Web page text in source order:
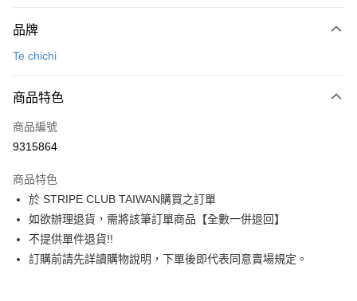
信用卡一次付款
3 期 0 利率 每期
合作金庫商業銀行
上海商業儲蓄銀行
臺灣中小企業銀行
匯豐（台灣）商業銀行
華泰商業銀行
聯邦商業銀行
遠東國際商業銀行
元大商業銀行
玉山商業銀行
星展（台灣）商業銀行
超商取貨付款
LINE Pay
Apple Pay
街口支付
悠遊付
品牌
Te chichi
商品特色
商品編號
9315864
商品特色
於 STRIPE CLUB TAIWAN購買之訂單
如欲辦理退貨，需將該筆訂單商品【全數一併退回】
不提供單件退貨!!
訂購前請先詳讀購物說明，下單後即代表同意賣場規定。